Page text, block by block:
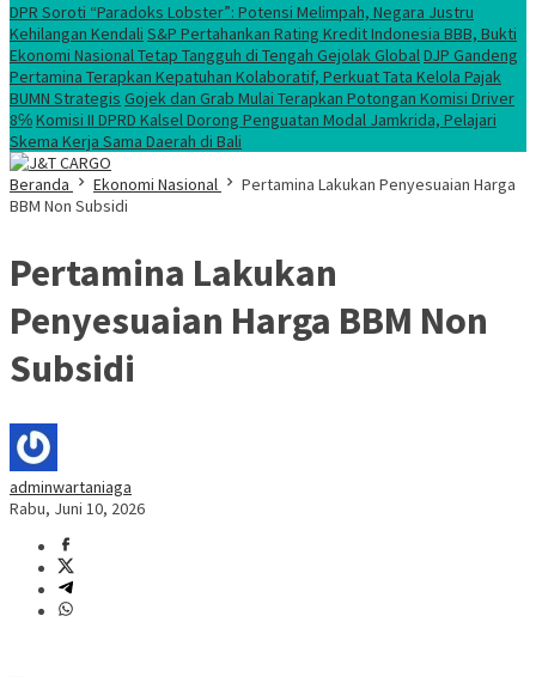
DPR Soroti “Paradoks Lobster”: Potensi Melimpah, Negara Justru
Kehilangan Kendali S&P Pertahankan Rating Kredit Indonesia BBB, Bukti
Ekonomi Nasional Tetap Tangguh di Tengah Gejolak GlobalDJP Gandeng
Pertamina Terapkan Kepatuhan Kolaboratif, Perkuat Tata Kelola Pajak
BUMN Strategis Gojek dan Grab Mulai Terapkan Potongan Komisi Driver
8℅Komisi II DPRD Kalsel Dorong Penguatan Modal Jamkrida, Pelajari
Skema Kerja Sama Daerah di Bali
Beranda
Ekonomi Nasional
Pertamina Lakukan Penyesuaian Harga
BBM Non Subsidi
Pertamina Lakukan
Penyesuaian Harga BBM Non
Subsidi
adminwartaniaga
Rabu, Juni 10, 2026